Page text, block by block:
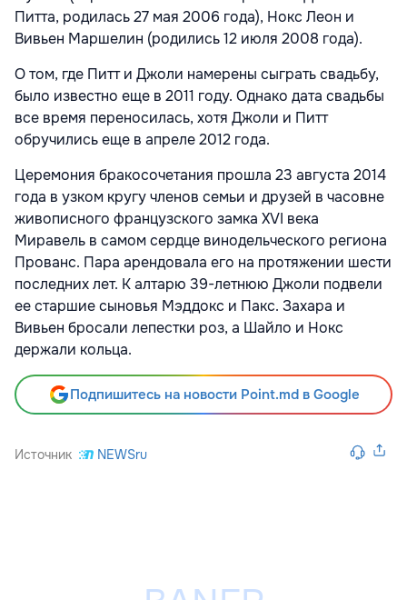
Питта, родилась 27 мая 2006 года), Нокс Леон и
Вивьен Маршелин (родились 12 июля 2008 года).
О том, где Питт и Джоли намерены сыграть свадьбу,
было известно еще в 2011 году. Однако дата свадьбы
все время переносилась, хотя Джоли и Питт
обручились еще в апреле 2012 года.
Церемония бракосочетания прошла 23 августа 2014
года в узком кругу членов семьи и друзей в часовне
живописного французского замка XVI века
Миравель в самом сердце винодельческого региона
Прованс. Пара арендовала его на протяжении шести
последних лет. К алтарю 39-летнюю Джоли подвели
ее старшие сыновья Мэддокс и Пакс. Захара и
Вивьен бросали лепестки роз, а Шайло и Нокс
держали кольца.
Подпишитесь на новости Point.md в Google
Источник NEWSru